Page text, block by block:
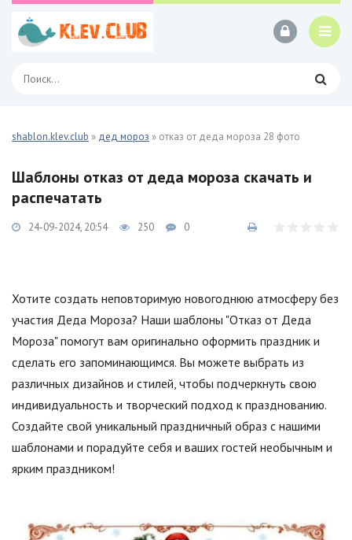
shablon.klev.club » дед мороз » отказ от деда мороза 28 фото
Шаблоны отказ от деда мороза скачать и
распечатать
24-09-2024, 20:54 250 0
Хотите создать неповторимую новогоднюю атмосферу без
участия Деда Мороза? Наши шаблоны "Отказ от Деда
Мороза" помогут вам оригинально оформить праздник и
сделать его запоминающимся. Вы можете выбрать из
различных дизайнов и стилей, чтобы подчеркнуть свою
индивидуальность и творческий подход к празднованию.
Создайте свой уникальный праздничный образ с нашими
шаблонами и порадуйте себя и ваших гостей необычным и
ярким праздником!